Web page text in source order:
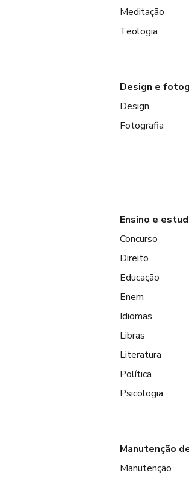
Meditação
Teologia
Design e
Design
Fotografia
Ensino e
Concurso
Direito
Educação
Enem
Idiomas
Libras
Literatura
Política
Psicologia
Manutenção
Manutenção